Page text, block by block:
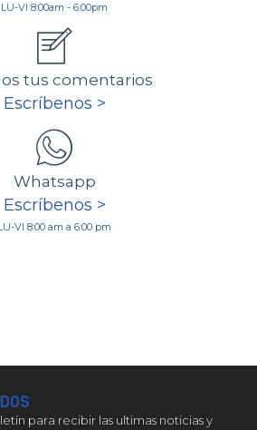
LU-VI 8:00am - 6:00pm
tus comentarios
Escríbenos >
Whatsapp
Escríbenos >
VI 8:00 am a 6:00 pm
para recibir las ultimas noticias y